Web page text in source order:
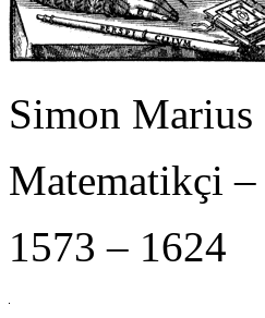
Simon Marius
Matematikçi
1573 – 1624